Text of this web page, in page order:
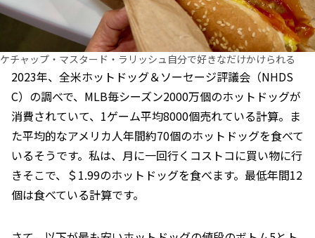
ケチャップ・マスタード・ラリッシュ自分で好きなだけかけられる
2023年、全米ホットドッグ＆ソーセージ評議会（NHDS
C）の調べで、MLB毎シーズン2000万個のホットドッグが
消費されていて、1ゲーム平均8000個売れている計算。ま
た平均的なアメリカ人年間約70個のホットドッグを食べて
いるそうです。私は、月に一回行くコストコに買い物に行
きそこで、＄1.99のホットドッグを食べます。最低年間12
個は食べている計算です。